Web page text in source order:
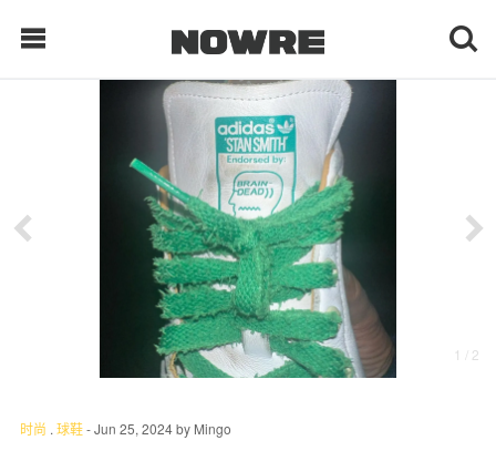
每日鲜榨
现客视点
每日栏目
时 尚
球 鞋
生 活
1 / 2
时尚 . 球鞋-Jun 25, 2024by Mingo